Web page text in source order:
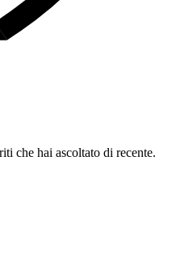
che hai ascoltato di recente.